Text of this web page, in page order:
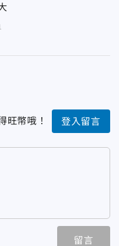
旺幣哦！ 登入留言
留言